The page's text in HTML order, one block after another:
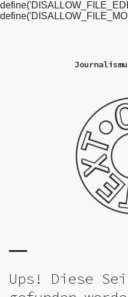
Ups! Diese